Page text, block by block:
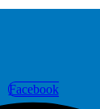
Facebook